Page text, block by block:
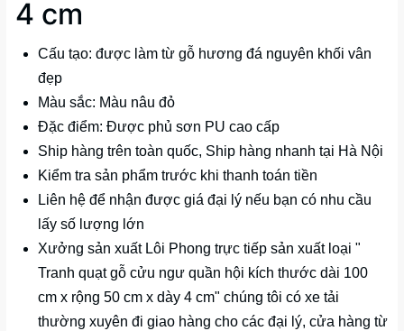
4 cm
Cấu tạo: được làm từ gỗ hương đá nguyên khối vân
đẹp
Màu sắc: Màu nâu đỏ
Đặc điểm: Được phủ sơn PU cao cấp
Ship hàng trên toàn quốc, Ship hàng nhanh tại Hà Nội
Kiểm tra sản phẩm trước khi thanh toán tiền
Liên hệ để nhận được giá đại lý nếu bạn có nhu cầu
lấy số lượng lớn
Xưởng sản xuất Lôi Phong trực tiếp sản xuất loại "
Tranh quạt gỗ cửu ngư quần hội kích thước dài 100
cm x rộng 50 cm x dày 4 cm" chúng tôi có xe tải
thường xuyên đi giao hàng cho các đại lý, cửa hàng từ